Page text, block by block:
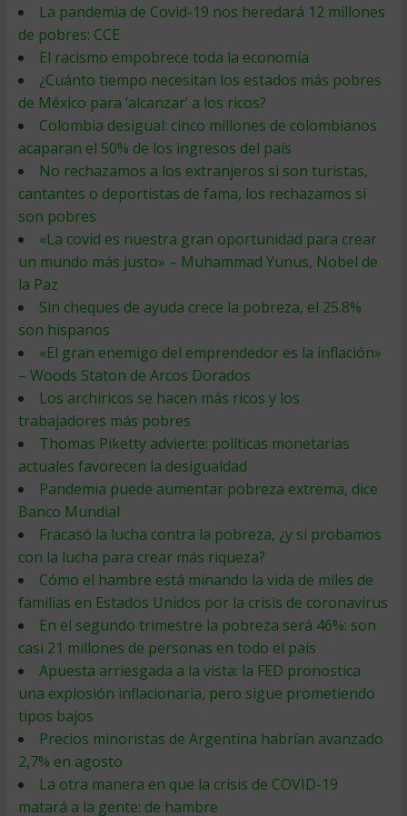
La pandemia de Covid-19 nos heredará 12 millones
de pobres: CCE
El racismo empobrece toda la economía
¿Cuánto tiempo necesitan los estados más pobres
de México para ‘alcanzar’ a los ricos?
Colombia desigual: cinco millones de colombianos
acaparan el 50% de los ingresos del país
No rechazamos a los extranjeros si son turistas,
cantantes o deportistas de fama, los rechazamos si
son pobres
«La covid es nuestra gran oportunidad para crear
un mundo más justo» – Muhammad Yunus, Nobel de
la Paz
Sin cheques de ayuda crece la pobreza, el 25.8%
son hispanos
«El gran enemigo del emprendedor es la inflación»
– Woods Staton de Arcos Dorados
Los archiricos se hacen más ricos y los
trabajadores más pobres
Thomas Piketty advierte: políticas monetarias
actuales favorecen la desigualdad
Pandemia puede aumentar pobreza extrema, dice
Banco Mundial
Fracasó la lucha contra la pobreza, ¿y si probamos
con la lucha para crear más riqueza?
Cómo el hambre está minando la vida de miles de
familias en Estados Unidos por la crisis de coronavirus
En el segundo trimestre la pobreza será 46%: son
casi 21 millones de personas en todo el país
Apuesta arriesgada a la vista: la FED pronostica
una explosión inflacionaria, pero sigue prometiendo
tipos bajos
Precios minoristas de Argentina habrían avanzado
2,7% en agosto
La otra manera en que la crisis de COVID-19
matará a la gente: de hambre